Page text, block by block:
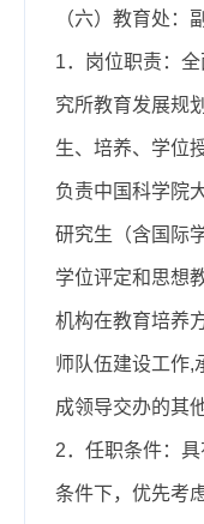
（六）教育处：
1．岗位职责： 全
究所教育发展规
生、培养、学位
负责中国科学院
研究生（含国际
学位评定和思想
机构在教育培养
师队伍建设工作,
成领导交办的其
2．任职条件：
条件下，优先考